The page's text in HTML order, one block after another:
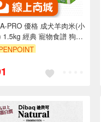
PRO 優格 成犬羊肉米(小
1.5kg 經典 寵物食譜 狗飼